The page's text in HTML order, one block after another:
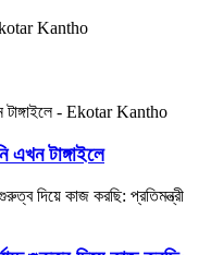
এখন টাঙ্গাইলে